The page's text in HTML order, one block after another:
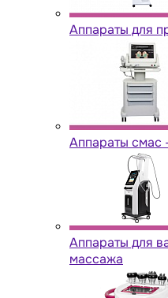
Аппараты для
Аппараты cмас
Аппараты для
массажа